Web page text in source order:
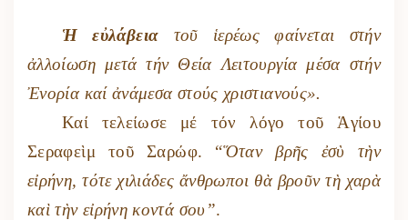
Ἡ εὐλάβεια τοῦ ἱερέως φαίνεται στήν
ἀλλοίωση μετά τήν Θεία Λειτουργία μέσα στήν
Ἐνορία καί ἀνάμεσα στούς χριστιανούς».
Καί τελείωσε μέ τόν λόγο τοῦ Ἁγίου
Σεραφεὶμ τοῦ Σαρώφ. “Ὅταν βρῆς ἐσὺ τὴν
εἰρήνη, τότε χιλιάδες ἄνθρωποι θὰ βροῦν τὴ χαρὰ
καὶ τὴν εἰρήνη κοντά σου”.